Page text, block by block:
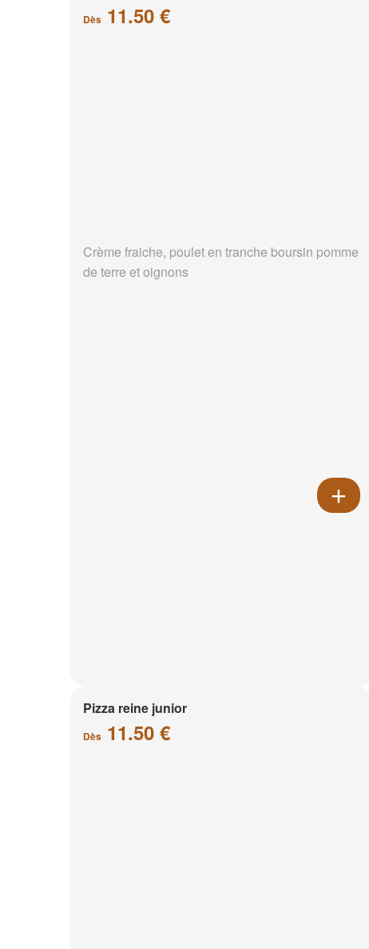
Dès 11.50 €
Crème fraiche, poulet en tranche boursin pomme
de terre et oignons
Pizza reine junior
Dès 11.50 €